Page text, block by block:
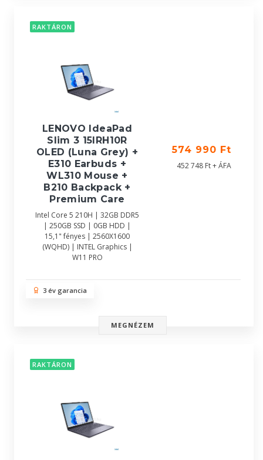
RAKTÁRON
LENOVO IdeaPad
Slim 3 15IRH10R
OLED (Luna Grey) +
E310 Earbuds +
WL310 Mouse +
B210 Backpack +
Premium Care
Intel Core 5 210H | 32GB DDR5
| 250GB SSD | 0GB HDD |
15,1" fényes | 2560X1600
(WQHD) | INTEL Graphics |
W11 PRO
574 990 Ft
452 748 Ft + ÁFA
3 év garancia
MEGNÉZEM
RAKTÁRON